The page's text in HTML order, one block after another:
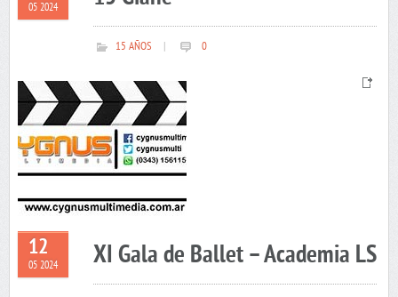
05 2024
15 AÑOS 0
12
05 2024 XI Gala de Ballet – Academia LS